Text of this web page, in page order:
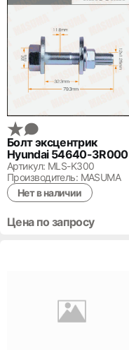
Болт эксцентрик
Hyundai 54640-3R000
Артикул: MLS-K300
Производитель: MASUMA
Нет в наличии
Цена по запросу